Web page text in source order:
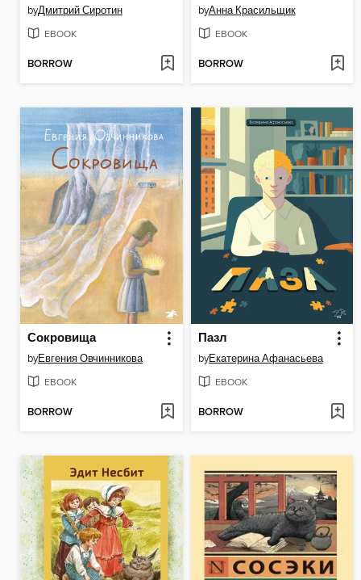
byДмитрий Сиротин
EBOOK
BORROW
byАнна Красильщик
EBOOK
BORROW
Сокровища
byЕвгения Овчинникова
EBOOK
BORROW
Пазл
byЕкатерина Афанасьева
EBOOK
BORROW